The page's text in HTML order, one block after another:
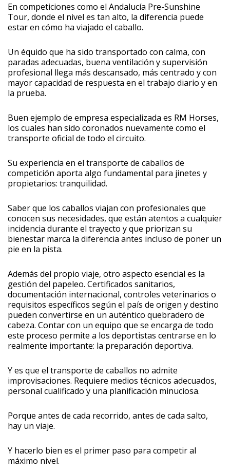
En competiciones como el Andalucía Pre-Sunshine
Tour, donde el nivel es tan alto, la diferencia puede
estar en cómo ha viajado el caballo.
Un équido que ha sido transportado con calma, con
paradas adecuadas, buena ventilación y supervisión
profesional llega más descansado, más centrado y con
mayor capacidad de respuesta en el trabajo diario y en
la prueba.
Buen ejemplo de empresa especializada es RM Horses,
los cuales han sido coronados nuevamente como el
transporte oficial de todo el circuito.
Su experiencia en el transporte de caballos de
competición aporta algo fundamental para jinetes y
propietarios: tranquilidad.
Saber que los caballos viajan con profesionales que
conocen sus necesidades, que están atentos a cualquier
incidencia durante el trayecto y que priorizan su
bienestar marca la diferencia antes incluso de poner un
pie en la pista.
Además del propio viaje, otro aspecto esencial es la
gestión del papeleo. Certificados sanitarios,
documentación internacional, controles veterinarios o
requisitos específicos según el país de origen y destino
pueden convertirse en un auténtico quebradero de
cabeza. Contar con un equipo que se encarga de todo
este proceso permite a los deportistas centrarse en lo
realmente importante: la preparación deportiva.
Y es que el transporte de caballos no admite
improvisaciones. Requiere medios técnicos adecuados,
personal cualificado y una planificación minuciosa.
Porque antes de cada recorrido, antes de cada salto,
hay un viaje.
Y hacerlo bien es el primer paso para competir al
máximo nivel.